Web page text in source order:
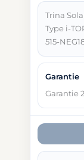
Trina
Type i-
515-
Garantie